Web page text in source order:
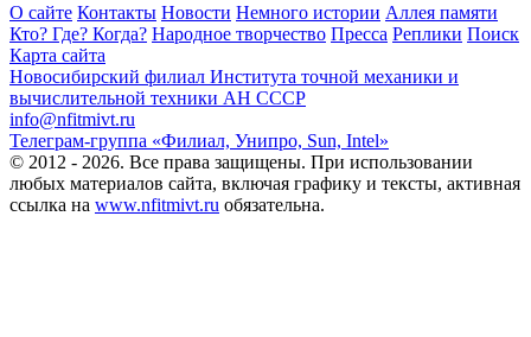
О сайте Контакты Новости Немного истории Аллея памяти
Кто? Где? Когда? Народное творчество Пресса Реплики Поиск
Карта сайта
Новосибирский филиал Института точной механики и
вычислительной техники АН СССР
info@nfitmivt.ru
Телеграм-группа «Филиал, Унипро, Sun, Intel»
© 2012 - 2026. Все права защищены. При использовании
любых материалов сайта, включая графику и тексты, активная
ссылка на www.nfitmivt.ru обязательна.